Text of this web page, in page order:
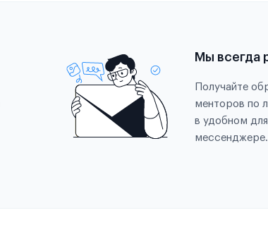
Мы всегда
Получайте
менторов по
в удобном
мессенджере.